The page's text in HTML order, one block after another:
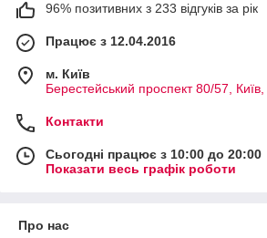
96% позитивних з 233 відгуків за рік
Працює з 12.04.2016
м. Київ
Берестейський проспект 80/57, Київ,
Контакти
Сьогодні працює з 10:00 до 20:00
Показати весь графік роботи
Про нас